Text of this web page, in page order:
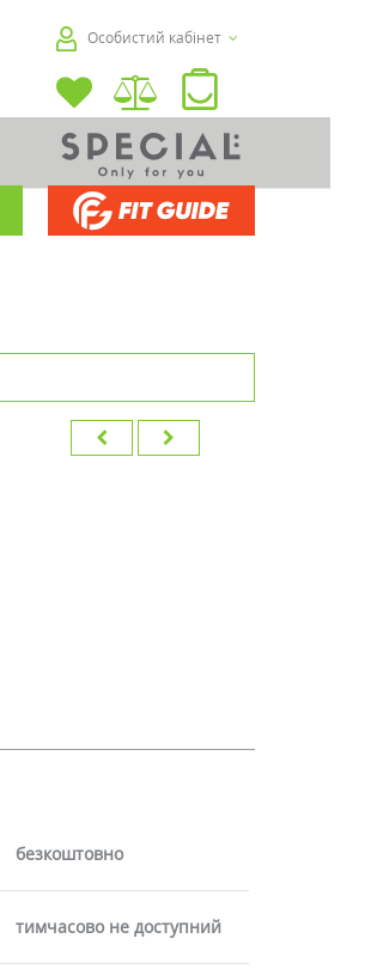
Особистий кабінет
безкоштовно
тимчасово не доступний